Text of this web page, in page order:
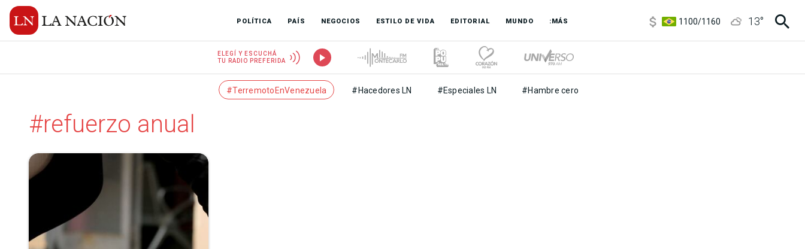
POLÍTICA PAÍS NEGOCIOS ESTILO DE VIDA EDITORIAL MUNDO :MÁS
1100/1160
13°
ELEGÍ Y ESCUCHÁ
TU RADIO PREFERIDA
#TerremotoEnVenezuela #Hacedores LN #Especiales LN #Hambre cero
#refuerzo anual